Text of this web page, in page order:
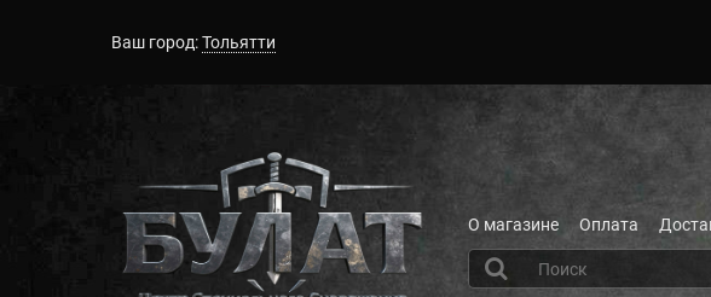
Ваш город:Тольятти
О магазине Оплата